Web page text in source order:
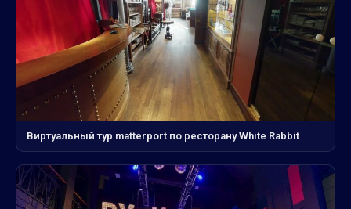
Виртуальный тур matterport по ресторану White Rabbit